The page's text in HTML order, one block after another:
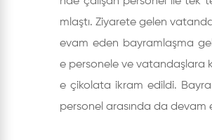
mlaştı. Ziyarete gelen
evam eden bayramlaşma
e personele ve vatandaşlara
e çikolata ikram edildi.
personel arasında da devam